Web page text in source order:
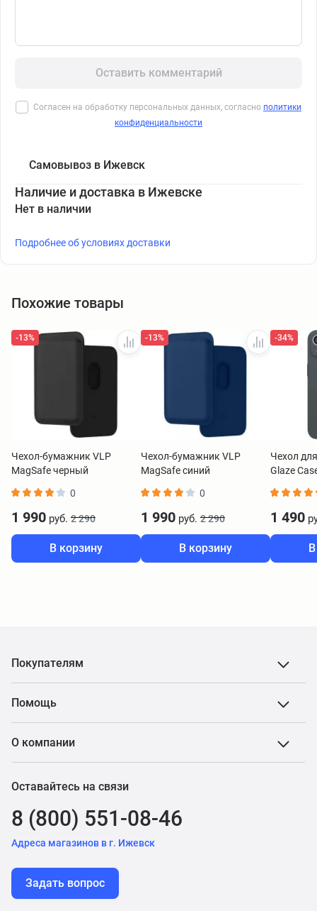
Оставить комментарий
Согласен на обработку персональных данных, согласно политики
конфиденциальности
Самовывоз в Ижевск
Наличие и доставка в Ижевске
Нет в наличии
Подробнее об условиях доставки
Похожие товары
-13%
Чехол-бумажник VLP
MagSafe черный
0
1 990 руб. 2 290
В корзину
-13%
Чехол-бумажник VLP
MagSafe синий
0
1 990 руб. 2 290
В корзину
-34%
Чехол
Glaze
1 490
Покупателям
Помощь
О компании
Оставайтесь на связи
8 (800) 551-08-46
Адреса магазинов в г. Ижевск
Задать вопрос